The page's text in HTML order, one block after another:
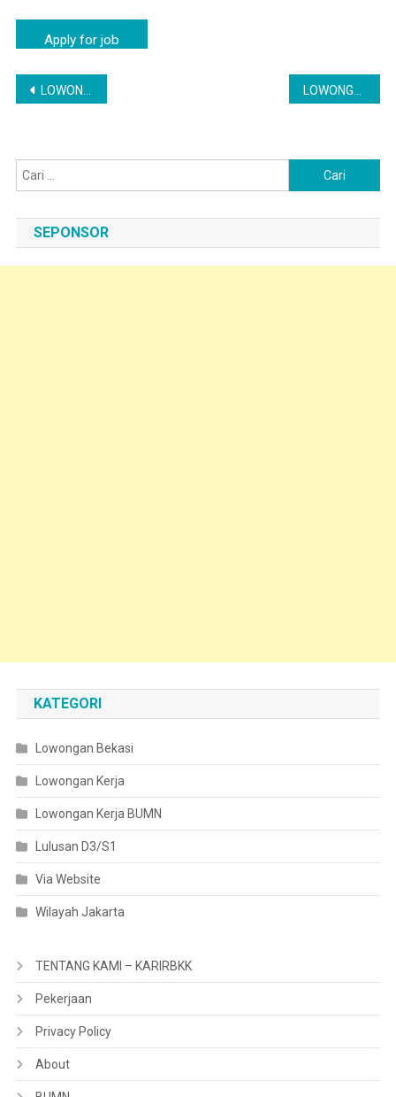
Navigasi
LOWONGAN KERJA PT INDOFOOD CBP SUKSES MAKMUR TBK – KARIR BKK SURABAYA
untuk:
SEPONSOR
KATEGORI
Lowongan Bekasi
Lowongan Kerja
Lowongan Kerja BUMN
Lulusan D3/S1
Via Website
Wilayah Jakarta
TENTANG KAMI – KARIRBKK
Pekerjaan
Privacy Policy
About